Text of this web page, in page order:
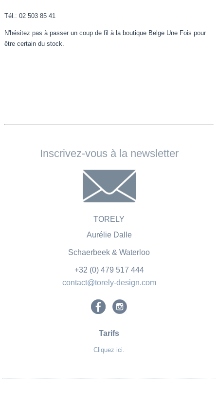
Tél.: 02 503 85 41
N'hésitez pas à passer un coup de fil à la boutique Belge Une Fois pour
être certain du stock.
Inscrivez-vous à la newsletter
TORELY
Aurélie Dalle
Schaerbeek & Waterloo
+32 (0) 479 517 444
contact@torely-design.com
Tarifs
Cliquez ici.